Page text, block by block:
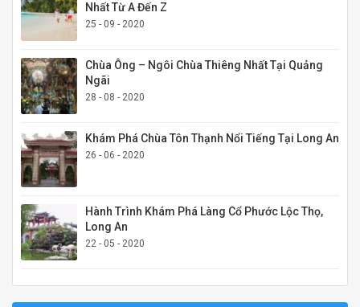
Nhất Từ A Đến Z
25 - 09 - 2020
Chùa Ông – Ngôi Chùa Thiêng Nhất Tại Quảng
Ngãi
28 - 08 - 2020
Khám Phá Chùa Tôn Thạnh Nổi Tiếng Tại Long An
26 - 06 - 2020
Hành Trình Khám Phá Làng Cổ Phước Lộc Thọ,
Long An
22 - 05 - 2020